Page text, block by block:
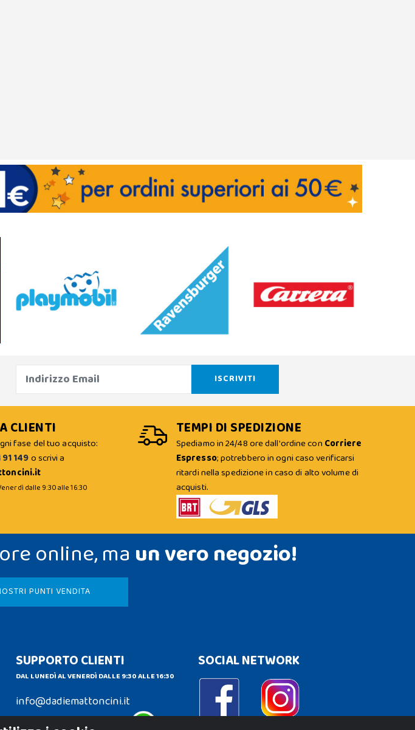
CLIENTI
fase del tuo acquisto:
149o scrivi a
dalle 9:30 alle 16:30
TEMPI DI SPEDIZIONE
Spediamo in 24/48 ore dall'ordine con Corriere
Espresso; potrebbero in ogni caso verificarsi
ritardi nella spedizione in caso di alto volume di
acquisti.
online, ma un vero negozio!
PUNTI VENDITA
SUPPORTO CLIENTI
DAL LUNEDÌ AL VENERDÌ DALLE 9:30 ALLE 16:30
info@dadiemattoncini.it
Contattaci su Whatsapp
SOCIAL NETWORK